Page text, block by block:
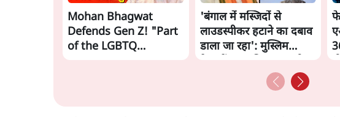
Mohan Bhagwat
Defends Gen Z! "Part
of the LGBTQ
'बंगाल में मस्जिदों से
लाउडस्पीकर हटाने का दबाव
डाला जा रहा': मुस्लिम